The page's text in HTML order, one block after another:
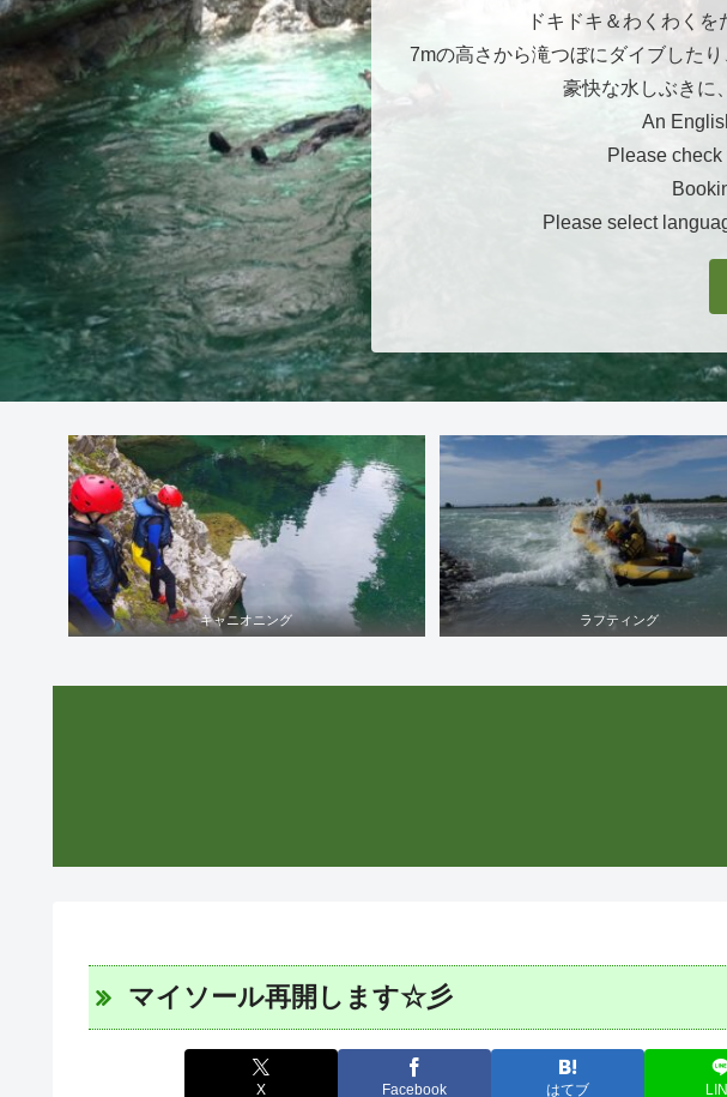
ドキドキ＆わくわく
7mの高さから滝つぼにダイブした
豪快な水しぶきに
An
Please check
Please select
キャニオニング ラフティング
マイソール再開します☆彡
X Facebook はてブ